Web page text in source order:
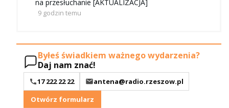
na przesłuchanie [AKTUALIZACJA]
9 godzin temu
Byłeś świadkiem ważnego wydarzenia?
Daj nam znać!
17 222 22 22
antena@radio.rzeszow.pl
Otwórz formularz